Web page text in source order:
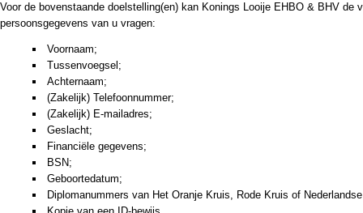
Voor de bovenstaande doelstelling(en) kan Konings Looije EHBO & BHV de
persoonsgegevens van u vragen:
Voornaam;
Tussenvoegsel;
Achternaam;
(Zakelijk) Telefoonnummer;
(Zakelijk) E-mailadres;
Geslacht;
Financiële gegevens;
BSN;
Geboortedatum;
Diplomanummers van Het Oranje Kruis, Rode Kruis of